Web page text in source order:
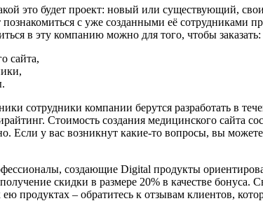
это будет проект: новый или существующий,
с уже созданными её сотрудниками
в эту компанию можно для того, чтобы заказать:
сайта,
сотрудники компании берутся разработать в
Стоимость создания медицинского сайта
Если у вас возникнут какие-то вопросы, вы
создающие Digital продукты
скидки в размере 20% в качестве
продуктах – обратитесь к отзывам клиентов,